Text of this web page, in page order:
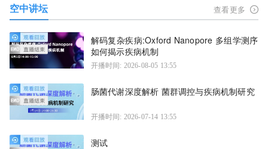
空中讲坛 查看更多
解码复杂疾病:Oxford Nanopore 多组学测序
如何揭示疾病机制
开播时间: 2026-08-05 13:55
肠菌代谢深度解析 菌群调控与疾病机制研究
开播时间: 2026-07-14 13:55
测试